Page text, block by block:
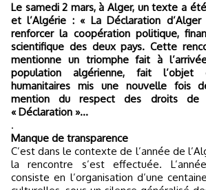
Le samedi 2 mars, à Alger, un texte a été signé par la France
et l’Algérie : « La Déclaration d’Alger
renforcer la coopération politique,
scientifique des deux pays. Cette
mentionne un triomphe fait à
population algérienne, fait l’objet
humanitaires mis une nouvelle fois
mention du respect des droits de
« Déclaration »…
.
Manque de transparence
C’est dans le contexte de l’année de
la rencontre s’est effectuée.
consiste en l’organisation d’une